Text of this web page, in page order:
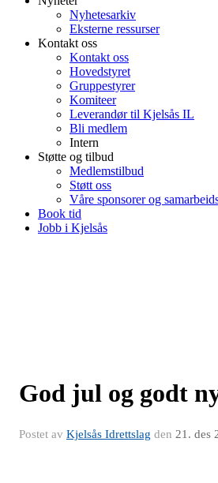
Nyhetesarkiv
Eksterne ressurser
Kontakt oss
Kontakt oss
Hovedstyret
Gruppestyrer
Komiteer
Leverandør til Kjelsås IL
Bli medlem
Intern
Støtte og tilbud
Medlemstilbud
Støtt oss
Våre sponsorer og
Book tid
Jobb i Kjelsås
God jul og godt
Postet av Kjelsås Idrettslag den 21. des